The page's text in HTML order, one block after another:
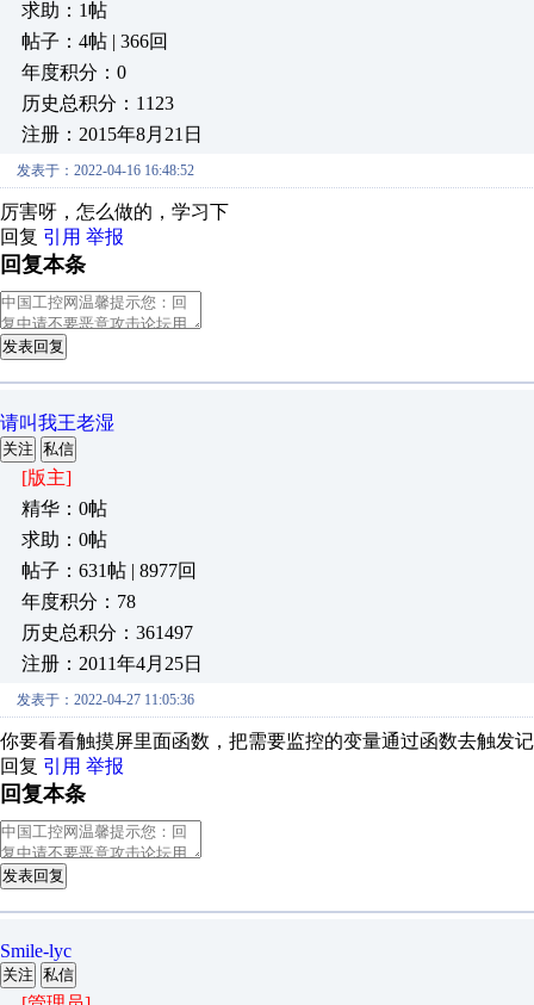
求助：1帖
帖子：4帖 | 366回
年度积分：0
历史总积分：1123
注册：2015年8月21日
发表于：2022-04-16 16:48:52
厉害呀，怎么做的，学习下
回复 引用 举报
回复本条
发表回复
请叫我王老湿
关注 私信
[版主]
精华：0帖
求助：0帖
帖子：631帖 | 8977回
年度积分：78
历史总积分：361497
注册：2011年4月25日
发表于：2022-04-27 11:05:36
你要看看触摸屏里面函数，把需要监控的变量通过函数去触发
回复 引用 举报
回复本条
发表回复
Smile-lyc
关注 私信